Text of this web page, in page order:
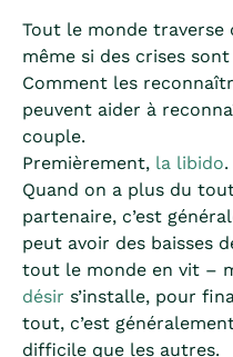
Tout le monde traverse
même si des crises
Comment les
peuvent aider à
couple.
Premièrement, la libido.
Quand on a plus du
partenaire, c’est
peut avoir des baisses
tout le monde en vit –
désir s’installe, pour
tout, c’est
difficile que les autres.